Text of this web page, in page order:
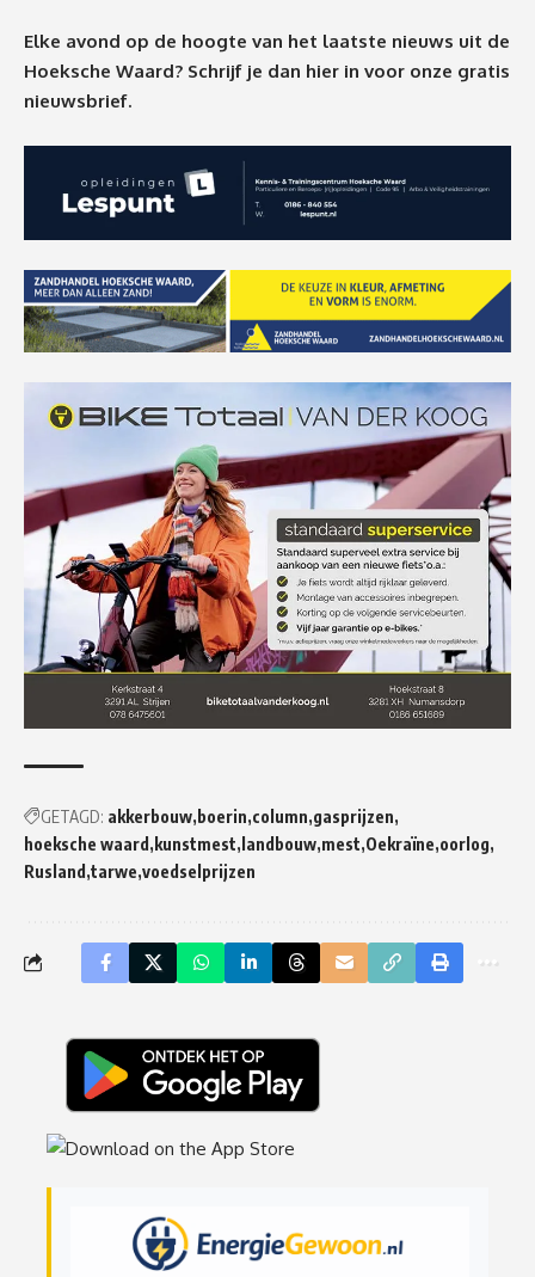
Elke avond op de hoogte van het laatste nieuws uit de
Hoeksche Waard? Schrijf je dan hier in voor onze gratis
nieuwsbrief.
GETAGD: akkerbouw boerin column gasprijzen
hoeksche waard kunstmest landbouw mest Oekraïne oorlog
Rusland tarwe voedselprijzen